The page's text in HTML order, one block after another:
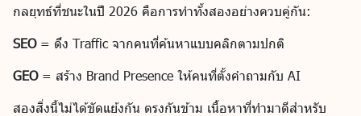
กลยุทธ์ที่ชนะในปี 2026 คือการทำทั้งสองอย่างควบคู่กัน:
SEO= ดึง Traffic จากคนที่ค้นหาแบบคลิกตามปกติ
GEO= สร้าง Brand Presence ให้คนที่ตั้งคำถามกับ AI
สองสิ่งนี้ไม่ได้ขัดแย้งกัน ตรงกันข้าม เนื้อหาที่ทำมาดีสำหรับ